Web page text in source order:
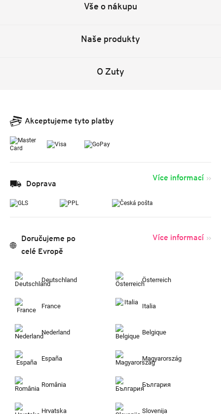
Vše o nákupu
Naše produkty
O Zuty
Akceptujeme tyto platby
Doprava
Více informací
Doručujeme po
celé Evropě
Více informací
Deutschland Österreich
France Italia
Nederland Belgique
España Magyarország
România България
Hrvatska Slovenija